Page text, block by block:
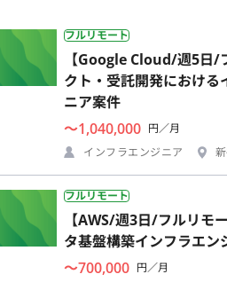
フルリモート
【Google Cloud/週5日/
クト・受託開発における
ニア案件
〜1,040,000 円／月
インフラエンジニア
フルリモート
【AWS/週3日/フルリモ
タ基盤構築インフラエン
〜700,000 円／月